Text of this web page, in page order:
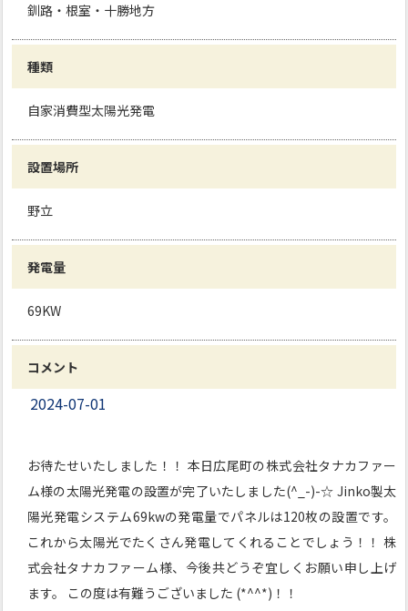
釧路・根室・十勝地方
種類
自家消費型太陽光発電
設置場所
野立
発電量
69KW
コメント
2024-07-01
お待たせいたしました！！ 本日広尾町の株式会社タナカファー
ム様の太陽光発電の設置が完了いたしました(^_-)-☆ Jinko製太
陽光発電システム69kwの発電量でパネルは120枚の設置です。
これから太陽光でたくさん発電してくれることでしょう！！ 株
式会社タナカファーム様、今後共どうぞ宜しくお願い申し上げ
ます。 この度は有難うございました (*^^*)！！